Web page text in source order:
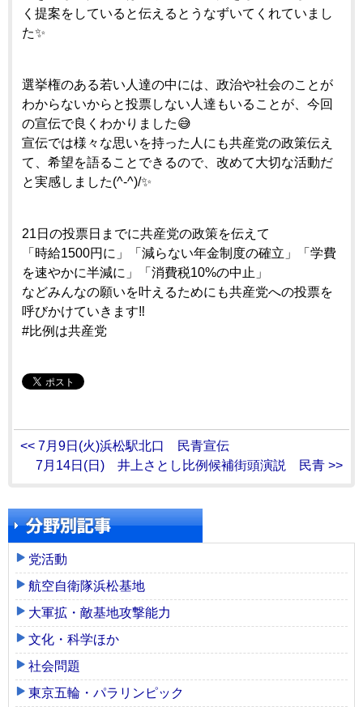
く提案をしていると伝えるとうなずいてくれていまし
た✨
選挙権のある若い人達の中には、政治や社会のことが
わからないからと投票しない人達もいることが、今回
の宣伝で良くわかりました😅
宣伝では様々な思いを持った人にも共産党の政策伝え
て、希望を語ることできるので、改めて大切な活動だ
と実感しました(^-^)/✨
21日の投票日までに共産党の政策を伝えて
「時給1500円に」「減らない年金制度の確立」「学費
を速やかに半減に」「消費税10%の中止」
などみんなの願いを叶えるためにも共産党への投票を
呼びかけていきます‼️
#比例は共産党
<< 7月9日(火)浜松駅北口 民青宣伝
7月14日(日) 井上さとし比例候補街頭演説 民青 >>
党活動
航空自衛隊浜松基地
大軍拡・敵基地攻撃能力
文化・科学ほか
社会問題
東京五輪・パラリンピック